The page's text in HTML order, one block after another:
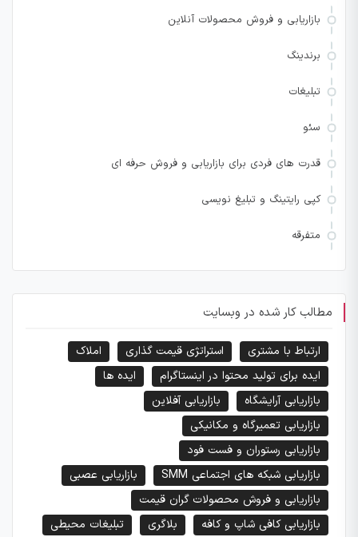
بازاریابی و فروش محصولات آنلاین
برندینگ
تبلیغات
سئو
قدرت های فردی برای بازاریابی و فروش حرفه ای
کپی رایتینگ و تبلیغ نویسی
متفرقه
مطالب کار شده در وبسایت
ارتباط با مشتری استراتژی قیمت گذاری
املاک
ایده برای تولید محتوا در اینستاگرام
ایده ها
بازاریابی آرایشگاه
بازاریابی آفلاین
بازاریابی تعمیرگاه و مکانیکی
بازاریابی رستوران و فست فود
بازاریابی شبکه های اجتماعی SMM
بازاریابی عصبی
بازاریابی و فروش محصولات گران قیمت
بازاریابی کافی شاپ و کافه
بلاگری
تبلیغات محیطی